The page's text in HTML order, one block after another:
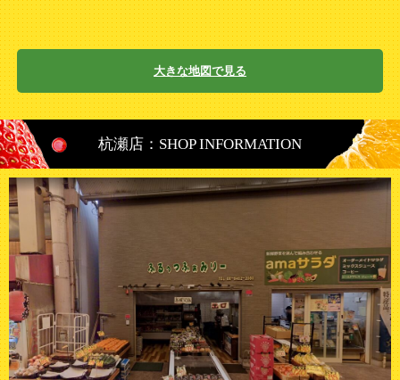
大きな地図で見る
杭瀬店：SHOP INFORMATION